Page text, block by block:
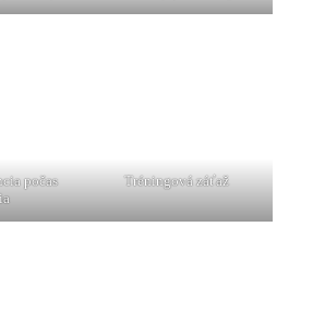
počas
Tréningová záťaž